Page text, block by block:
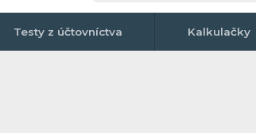
Testy z účtovníctva Kalkulačky